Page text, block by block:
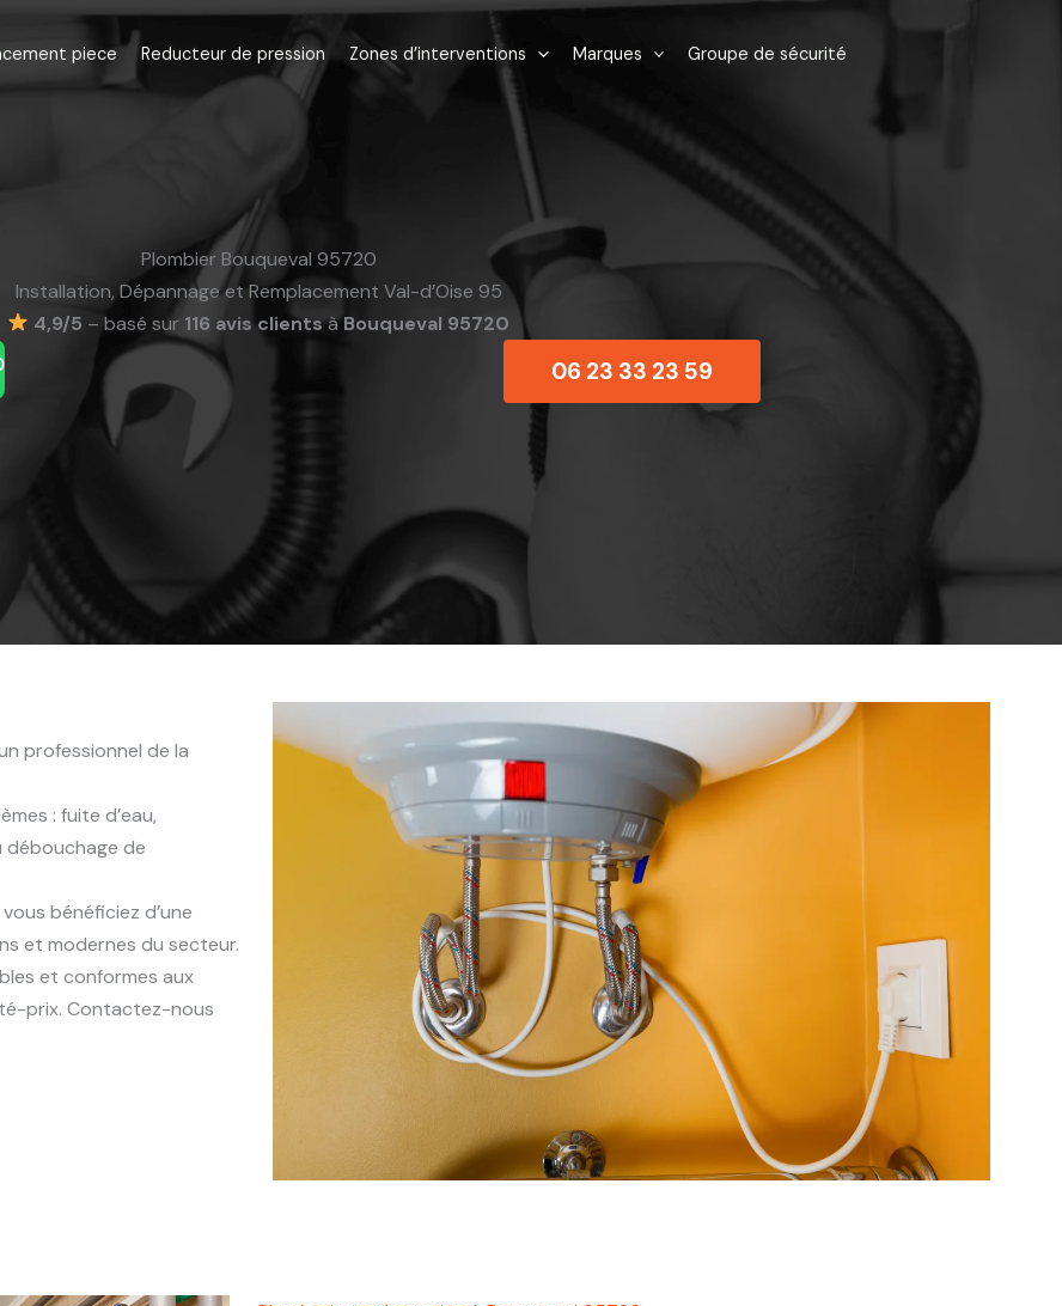
piece Reducteur de pression Zones d’interventions Marques Groupe de sécurité
Plombier Bouqueval 95720
Installation, Dépannage et Remplacement Val-d’Oise 95
4,9/5 – basé sur 116 avis clientsàBouqueval 95720
06 23 33 23 59
professionnel de la
: fuite d’eau,
débouchage de
vous bénéficiez d’une
et modernes du secteur.
et conformes aux
prix. Contactez-nous